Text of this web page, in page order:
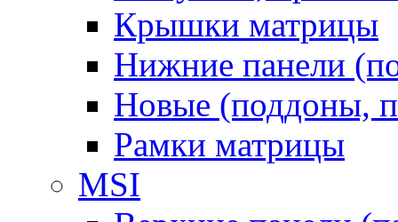
Крышки матрицы
Нижние панели
Новые (поддоны,
Рамки матрицы
MSI